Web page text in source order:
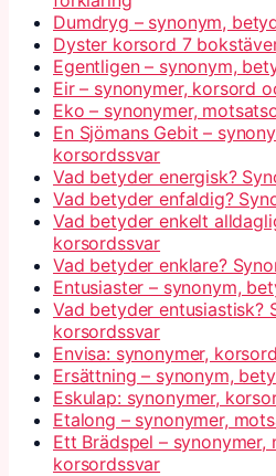
Dumdryg – synonym,
Dyster korsord 7
Egentligen – synonym,
Eir – synonymer, korsord
Eko – synonymer,
En Sjömans Gebit –
korsordssvar
Vad betyder energisk?
Vad betyder enfaldig?
Vad betyder enkelt
korsordssvar
Vad betyder enklare?
Entusiaster – synonym,
Vad betyder entusiastisk?
korsordssvar
Envisa: synonymer,
Ersättning – synonym,
Eskulap: synonymer,
Etalong – synonymer,
Ett Brädspel –
korsordssvar